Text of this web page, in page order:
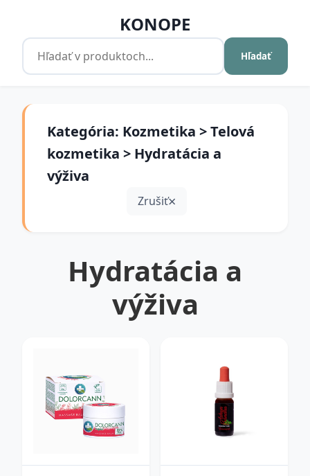
KONOPE
Hľadať
Kategória: Kozmetika > Telová
kozmetika > Hydratácia a
výživa
Zrušiť
Hydratácia a
výživa